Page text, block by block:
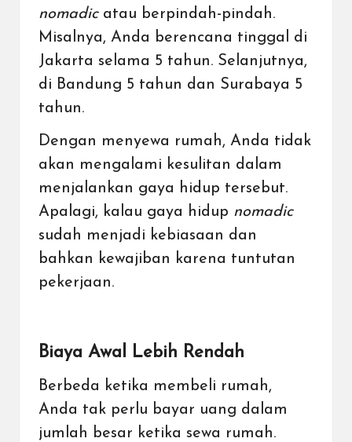
nomadicatau berpindah-pindah.
Misalnya, Anda berencana tinggal di
Jakarta selama 5 tahun. Selanjutnya,
di Bandung 5 tahun dan Surabaya 5
tahun.
Dengan menyewa rumah, Anda tidak
akan mengalami kesulitan dalam
menjalankan gaya hidup tersebut.
Apalagi, kalau gaya hidup nomadic
sudah menjadi kebiasaan dan
bahkan kewajiban karena tuntutan
pekerjaan.
Biaya Awal Lebih Rendah
Berbeda ketika membeli rumah,
Anda tak perlu bayar uang dalam
jumlah besar ketika sewa rumah.